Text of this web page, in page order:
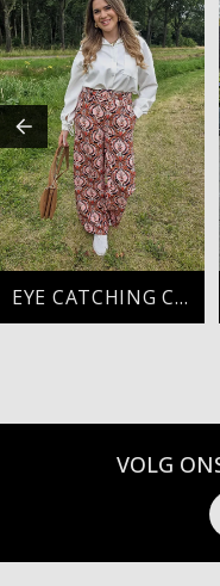
EYE CATCHING CHIC
VOLG